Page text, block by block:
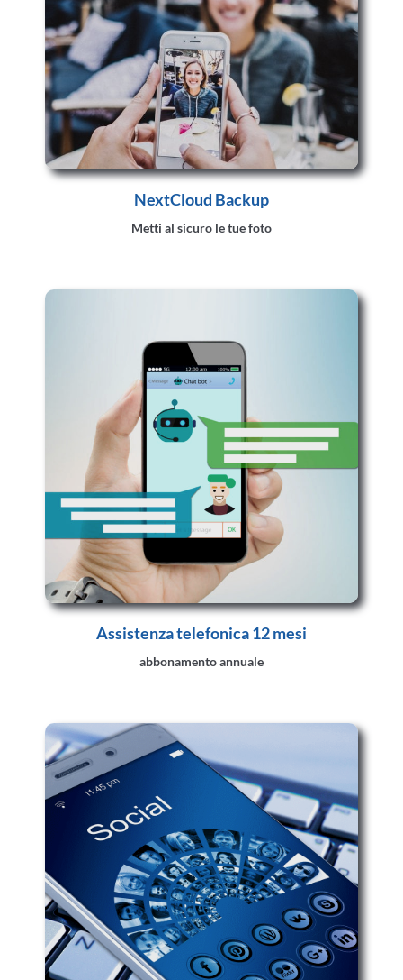
NextCloud Backup
Metti al sicuro le tue foto
Assistenza telefonica 12 mesi
abbonamento annuale